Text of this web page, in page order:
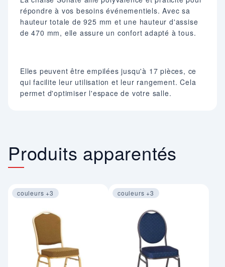
répondre à vos besoins événementiels. Avec sa
hauteur totale de 925 mm et une hauteur d'assise
de 470 mm, elle assure un confort adapté à tous.
Elles peuvent être empilées jusqu'à 17 pièces, ce
qui facilite leur utilisation et leur rangement. Cela
permet d'optimiser l'espace de votre salle.
Produits apparentés
couleurs +3
Image 1 sur 4
couleurs +3
Image 1 sur 4